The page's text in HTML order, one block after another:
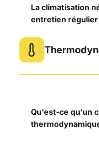
La climatisation
entretien régulier
Qu'est-ce qu'un